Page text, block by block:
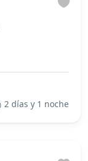
2 días y 1 noche